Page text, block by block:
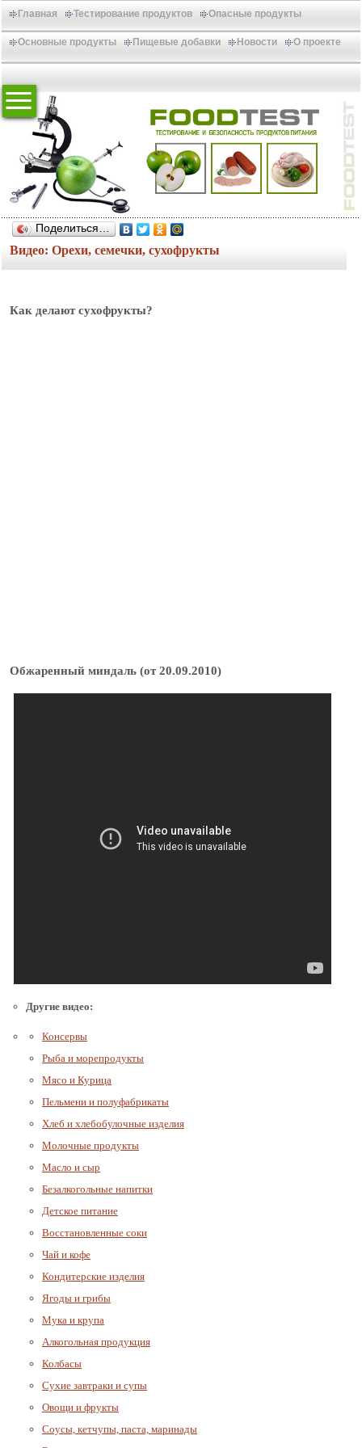
Главная Тестирование продуктов Опасные продукты
Основные продукты Пищевые добавки Новости О проекте
Поделиться…
Видео: Орехи, семечки, сухофрукты
Как делают сухофрукты?
Обжаренный миндаль (от 20.09.2010)
Другие видео:
Консервы
Рыба и морепродукты
Мясо и Курица
Пельмени и полуфабрикаты
Хлеб и хлебобулочные изделия
Молочные продукты
Масло и сыр
Безалкогольные напитки
Детское питание
Восстановленные соки
Чай и кофе
Кондитерские изделия
Ягоды и грибы
Мука и крупа
Алкогольная продукция
Колбасы
Сухие завтраки и супы
Овощи и фрукты
Соусы, кетчупы, паста, маринады